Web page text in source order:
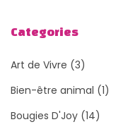
Categories
Art de Vivre (3)
Bien-être animal (1)
Bougies D'Joy (14)